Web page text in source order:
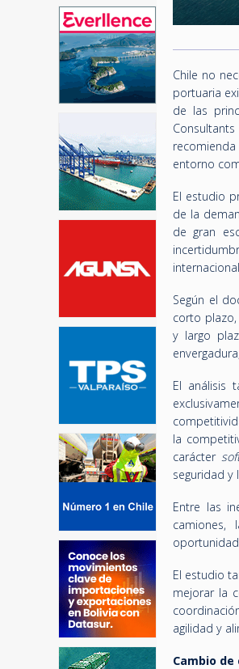
Chile no
portuaria
de las
entorno
El estudio
de la
de gran
Según el
corto
y largo
El análisis
la
carácter
seguridad y
Entre las
camiones,
El estudio
mejorar la
agilidad y
Cambio